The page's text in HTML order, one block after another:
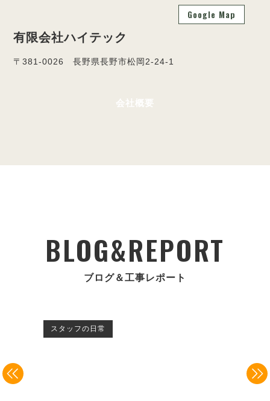
Google Map
有限会社ハイテック
〒381-0026 長野県長野市松岡2-24-1
会社概要
BLOG&REPORT
ブログ＆工事レポート
スタッフの日常